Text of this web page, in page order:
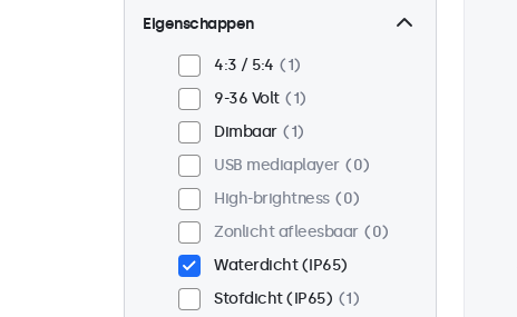
Wand
Panel mount
Inbouw
Rackmontage (19 inch)
VESA 75 x 75
VESA 100 x 100
0
Eigenschappen
4:3 / 5:4
1
9-36 Volt
1
Dimbaar
1
USB mediaplayer
0
High-brightness
0
Zonlicht afleesbaar
0
Waterdicht (IP65)
Stofdicht (IP65)
1